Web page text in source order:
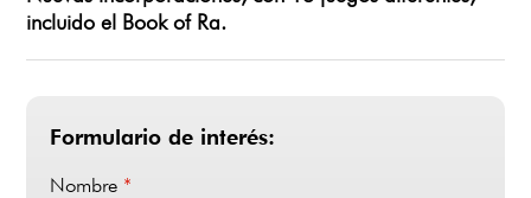
incluido el Book of Ra.
Formulario de interés:
Nombre *